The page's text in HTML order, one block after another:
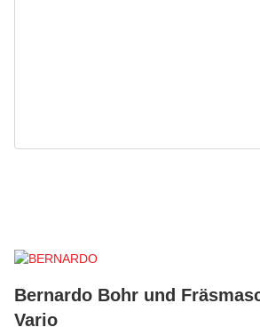
Bernardo Bohr und
Vario